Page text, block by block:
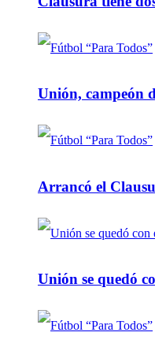
Unión, campeón
Arrancó el
Unión se quedó